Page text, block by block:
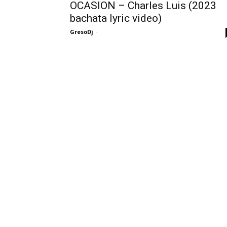
OCASION – Charles Luis (2023
bachata lyric video)
GresoDj -